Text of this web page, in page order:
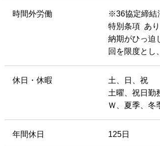
時間外労働
※36協定締結
特別条項 あり
納期がひっ迫
回を限度とし
休日・休暇
土、日、祝
土曜、祝日勤
Ｗ、夏季、冬
年間休日 125日